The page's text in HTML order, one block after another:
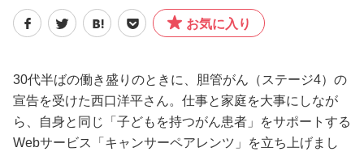
ライフスタイル
ファッション
恋愛/結婚/離婚
お気に入り
30代半ばの働き盛りのときに、胆管がん（ステージ4）の
宣告を受けた西口洋平さん。仕事と家庭を大事にしなが
ら、自身と同じ「子どもを持つがん患者」をサポートする
Webサービス「キャンサーペアレンツ」を立ち上げまし